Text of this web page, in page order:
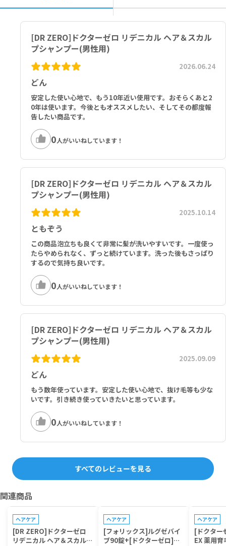
ドクターゼロ リデニカル ヘア&スカルプコンディショナー 男性用
水、グリセリン、セタノール、ステアルトリモニウムクロリド、ソル
ビトール、オクチルドデカノール、セイヨウアカマツ球果エキス、チ
ャ葉エキス、塩化亜鉛、ピロ亜硫酸Ｎａ、グリシン、ピロクトンオラ
ミン、オウゴン根エキス、ヒノキチオール、ヒオウギエキス、アカヤ
ジオウ根エキス、サンショウ果皮エキス、チョウジエキス、セージ葉
エキス、キハダ樹皮エキス、ユーカリ葉エキス、レモングラス葉／茎
油、水添レシチン、グリチルリチン酸２Ｋ、ポリクオタニウム－１
０、クエン酸、クエン酸Ｎａ、ＢＧ、イソプロパノール、カプリリル
グリコール、ヘキサ（ヒドロキシステアリン酸／ステアリン酸／ロジ
ン酸）ジペンタエリスリチル、エタノール、フェノキシエタノール、
[DR ZERO]ドクターゼロ リデニカル ヘア＆スカル
プシャンプー(男性用)
どん
2026.06.24
安定した使い心地で、もう10年近い使用です。おそらくあと2
0年は使います。今後ともオススメしたい、そしてその都度報
告したい商品です。
0人がいいねしています！
[DR ZERO]ドクターゼロ リデニカル ヘア＆スカル
プシャンプー(男性用)
ともぞう
2025.10.14
この商品泡立ちも良くて非常に髪が洗いやすいです。一度使っ
たらやめられなく、ずっと続けています。洗った後もさっぱり
するので気持ち良いです。
0人がいいねしています！
[DR ZERO]ドクターゼロ リデニカル ヘア＆スカル
プシャンプー(男性用)
どん
2025.09.09
もう数年使っています。安定した使い心地で、抜け毛等も少な
いです。引き続き使っていきたいと思っています。
0人がいいねしています！
すべてのレビューを見る
関連商品
ヘアケア
[DR ZERO]ドクターゼロ
リデニカル ヘア＆スカルプ
ヘアケア
[フォリックス]ルグゼバイ
ブ90錠+[ドクターゼロ]リ
ヘアケア
[ドクター
EX 薬用